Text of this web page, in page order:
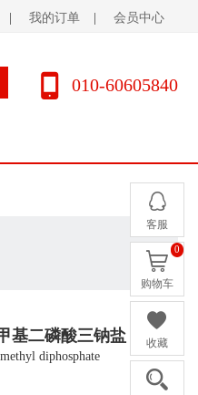
我的订单 会员中心
010-60605840
基二磷酸三钠盐
diphosphate
客服
购物车
0
收藏